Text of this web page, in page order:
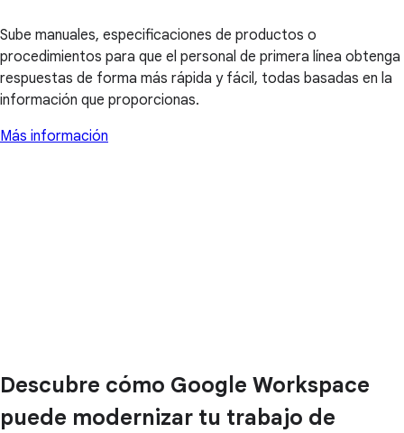
Sube manuales, especificaciones de productos o
procedimientos para que el personal de primera línea obtenga
respuestas de forma más rápida y fácil, todas basadas en la
información que proporcionas.
Más información
Descubre cómo Google Workspace
puede modernizar tu trabajo de